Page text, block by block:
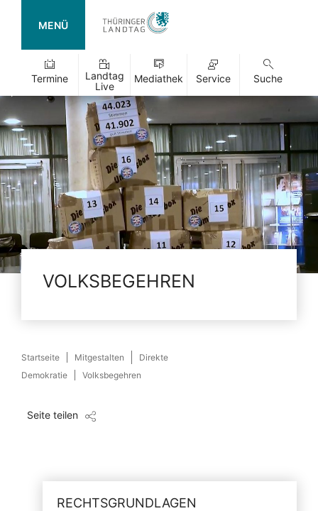
MENÜ
Termine
Landtag
Live
Mediathek Service Suche
VOLKSBEGEHREN
Startseite Mitgestalten
Direkte
Demokratie
Volksbegehren
Seite teilen
RECHTSGRUNDLAGEN